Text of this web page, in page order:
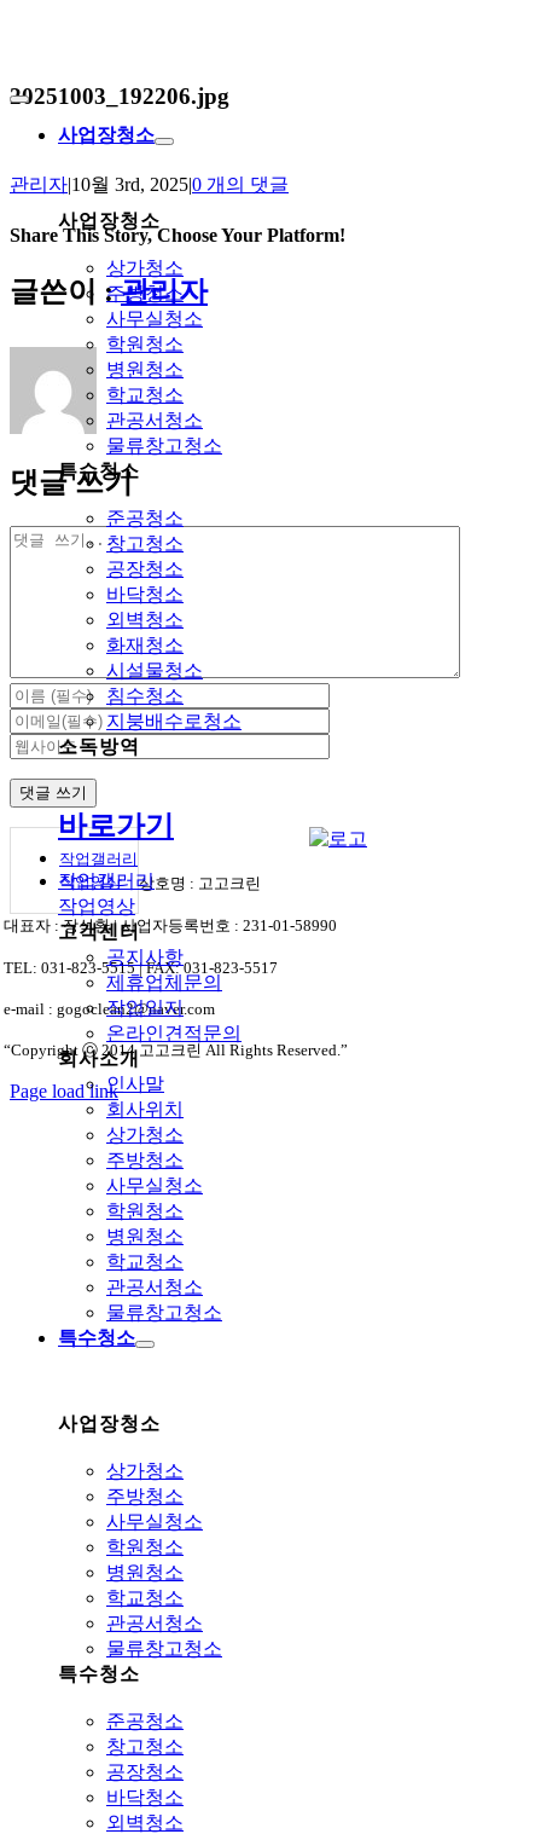
Toggle
Navigation사업장청소
사업장청소
상가청소
주방청소
사무실청소
학원청소
병원청소
학교청소
관공서청소
물류창고청소
특수청소
준공청소
창고청소
공장청소
바닥청소
외벽청소
화재청소
시설물청소
침수청소
지붕배수로청소
소독방역
바로가기
작업갤러리
작업영상
고객센터
공지사항
제휴업체문의
작업일지
온라인견적문의
회사소개
인사말
회사위치
상가청소
주방청소
사무실청소
학원청소
병원청소
학교청소
관공서청소
물류창고청소
특수청소
사업장청소
상가청소
주방청소
사무실청소
학원청소
병원청소
학교청소
관공서청소
물류창고청소
특수청소
준공청소
창고청소
공장청소
바닥청소
외벽청소
20251003_192206.jpg
관리자|10월 3rd, 2025|0 개의 댓글
Share This Story, Choose Your Platform!
Facebook
Twitter
Reddit
LinkedIn
Tumblr
Pinterest
Vk
이
메
글쓴이 :관리자
댓글 쓰기
댓
작업갤러리
작업영상
상호명 : 고고크린
대표자 : 장석환 | 사업자등록번호 : 231-01-58990
TEL: 031-823-5515 | FAX: 031-823-5517
e-mail : gogoclean2@naver.com
“Copyright ⓒ 2014 고고크린 All Rights Reserved.”
Page load link